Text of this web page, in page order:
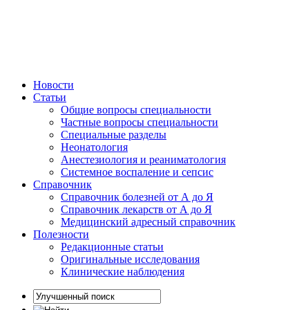
Новости
Статьи
Общие вопросы специальности
Частные вопросы специальности
Специальные разделы
Неонатология
Анестезиология и реаниматология
Системное воспаление и сепсис
Справочник
Справочник болезней от А до Я
Справочник лекарств от А до Я
Медицинский адресный справочник
Полезности
Редакционные статьи
Оригинальные исследования
Клинические наблюдения